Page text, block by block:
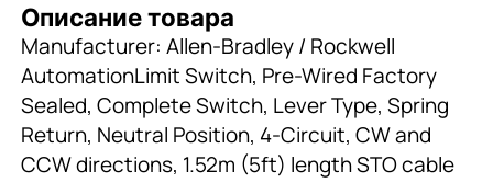
Описание товара
Manufacturer: Allen-Bradley / Rockwell
AutomationLimit Switch, Pre-Wired Factory
Sealed, Complete Switch, Lever Type, Spring
Return, Neutral Position, 4-Circuit, CW and
CCW directions, 1.52m (5ft) length STO cable